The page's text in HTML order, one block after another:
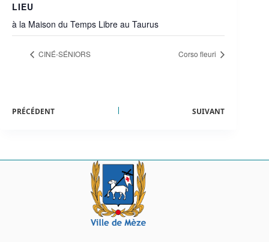
LIEU
à la Maison du Temps Libre au Taurus
CINÉ-SÉNIORS Corso fleuri
PRÉCÉDENT SUIVANT